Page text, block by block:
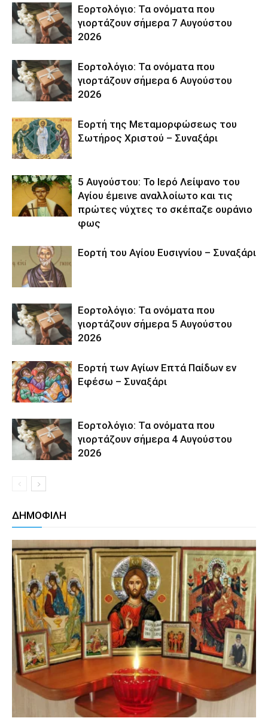
Εορτολόγιο: Τα ονόματα που
γιορτάζουν σήμερα 7 Αυγούστου
2026
Εορτολόγιο: Τα ονόματα που
γιορτάζουν σήμερα 6 Αυγούστου
2026
Εορτή της Μεταμορφώσεως του
Σωτήρος Χριστού – Συναξάρι
5 Αυγούστου: Το Ιερό Λείψανο του
Αγίου έμεινε αναλλοίωτο και τις
πρώτες νύχτες το σκέπαζε ουράνιο
φως
Εορτή του Αγίου Ευσιγνίου – Συναξάρι
Εορτολόγιο: Τα ονόματα που
γιορτάζουν σήμερα 5 Αυγούστου
2026
Εορτή των Αγίων Επτά Παίδων εν
Εφέσω – Συναξάρι
Εορτολόγιο: Τα ονόματα που
γιορτάζουν σήμερα 4 Αυγούστου
2026
ΔΗΜΟΦΙΛΗ